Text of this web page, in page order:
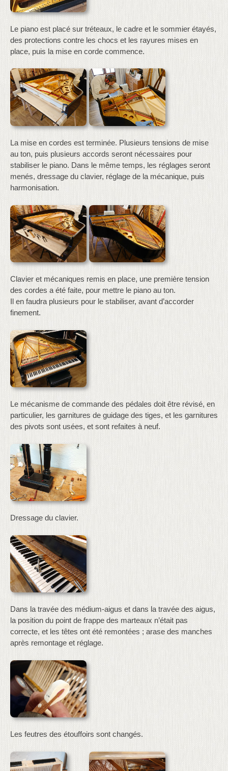
Le piano est placé sur tréteaux, le cadre et le sommier étayés,
des protections contre les chocs et les rayures mises en
place, puis la mise en corde commence.
La mise en cordes est terminée. Plusieurs tensions de mise
au ton, puis plusieurs accords seront nécessaires pour
stabiliser le piano. Dans le même temps, les réglages seront
menés, dressage du clavier, réglage de la mécanique, puis
harmonisation.
Clavier et mécaniques remis en place, une première tension
des cordes a été faite, pour mettre le piano au ton.
Il en faudra plusieurs pour le stabiliser, avant d’accorder
finement.
Le mécanisme de commande des pédales doit être révisé, en
particulier, les garnitures de guidage des tiges, et les garnitures
des pivots sont usées, et sont refaites à neuf.
Dressage du clavier.
Dans la travée des médium-aigus et dans la travée des aigus,
la position du point de frappe des marteaux n’était pas
correcte, et les têtes ont été remontées ; arase des manches
après remontage et réglage.
Les feutres des étouffoirs sont changés.